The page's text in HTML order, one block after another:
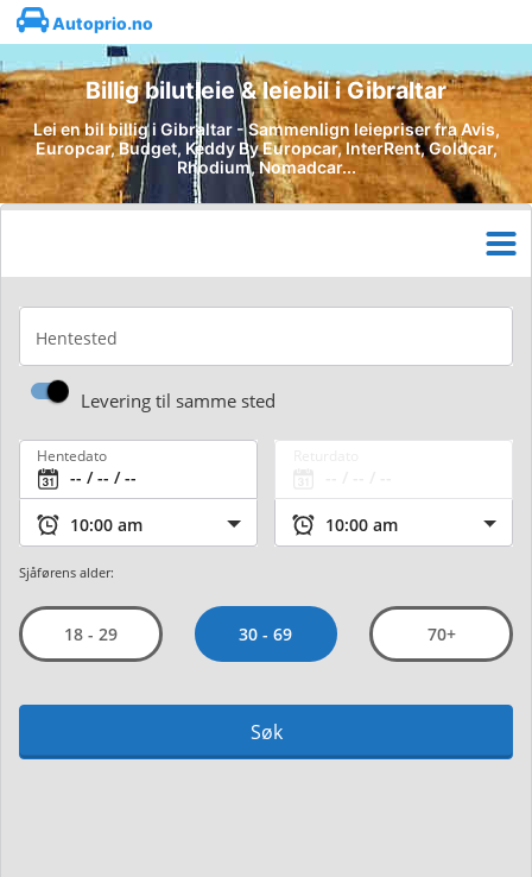
Autoprio.no
Billig bilutleie & leiebil i Gibraltar
Lei en bil billig i Gibraltar - Sammenlign leiepriser fra Avis,
Europcar, Budget, Keddy By Europcar, InterRent, Goldcar,
Rhodium, Nomadcar...
Hentested
Levering til samme sted
Hentedato
Sjåførens alder:
18 - 29 30 - 69 70+
Søk